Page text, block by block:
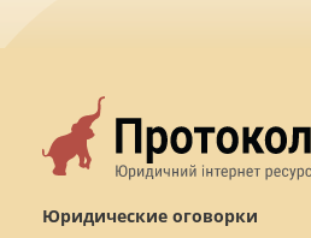
Юридические оговорки